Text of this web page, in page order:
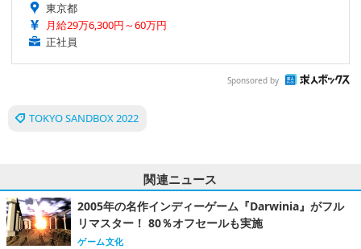
東京都
月給29万6,300円～60万円
正社員
Sponsored by
TOKYO SANDBOX 2022
関連ニュース
2005年の名作インディーゲーム『Darwinia』がフル
リマスター！ 80％オフセールも実施
ゲーム文化